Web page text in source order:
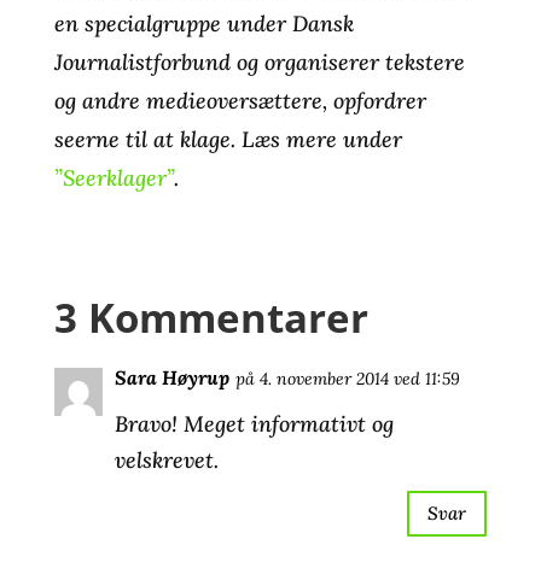
en specialgruppe under Dansk
Journalistforbund og organiserer tekstere
og andre medieoversættere, opfordrer
seerne til at klage. Læs mere under
”Seerklager”.
3 Kommentarer
Sara Høyrup på 4. november 2014 ved 11:59
Bravo! Meget informativt og
velskrevet.
Svar